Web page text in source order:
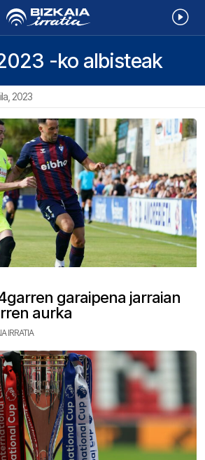
-ko albisteak
2023
garaipena jarraian
aurka
IRRATIA